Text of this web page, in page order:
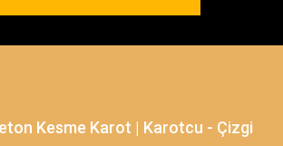
Kesme Karot | Karotcu - Çizgi